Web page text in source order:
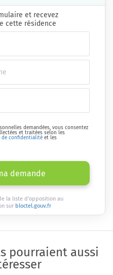
et recevez
cette résidence
demandées, vous consentez
et traitées selon les
de confidentialité et les
demande
la liste d'opposition au
sur bloctel.gouv.fr
pourraient aussi